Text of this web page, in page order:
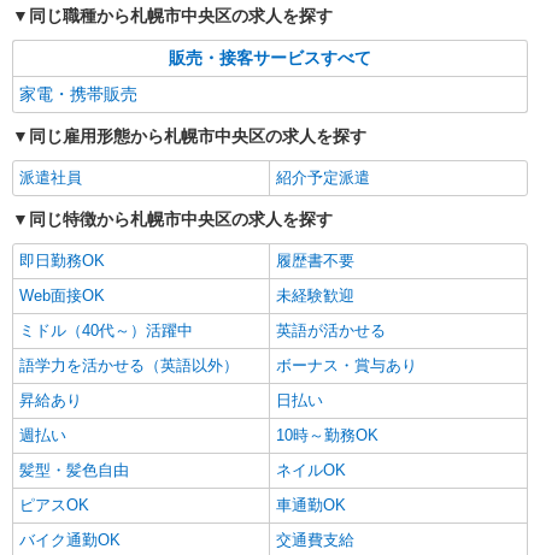
備/年次有給休暇/昇給制度 時間外手当/制服貸与/
携帯電話割引 無料の健康診断/介護・育児休暇な
ど充実★
区)
キープ 詳細を見る
同じ職種から札幌市中央区の求人を探す
販売・接客サービスすべて
家電・携帯販売
同じ雇用形態から札幌市中央区の求人を探す
派遣社員 紹介予定派遣
同じ特徴から札幌市中央区の求人を探す
即日勤務OK
履歴書不要
Web面接OK
未経験歓迎
ミドル（40代～）活躍中
英語が活かせる
語学力を活かせる（英語以外）
ボーナス・賞与あり
昇給あり
日払い
週払い
10時～勤務OK
髪型・髪色自由
ネイルOK
ピアスOK
車通勤OK
バイク通勤OK
交通費支給